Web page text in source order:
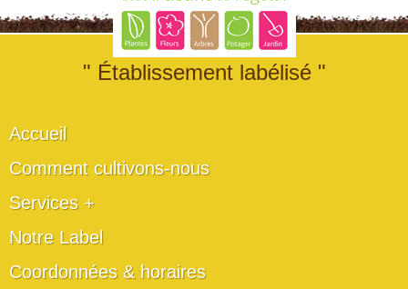
" Établissement labélisé "
Accueil
Comment cultivons-nous
Services +
Notre Label
Coordonnées & horaires